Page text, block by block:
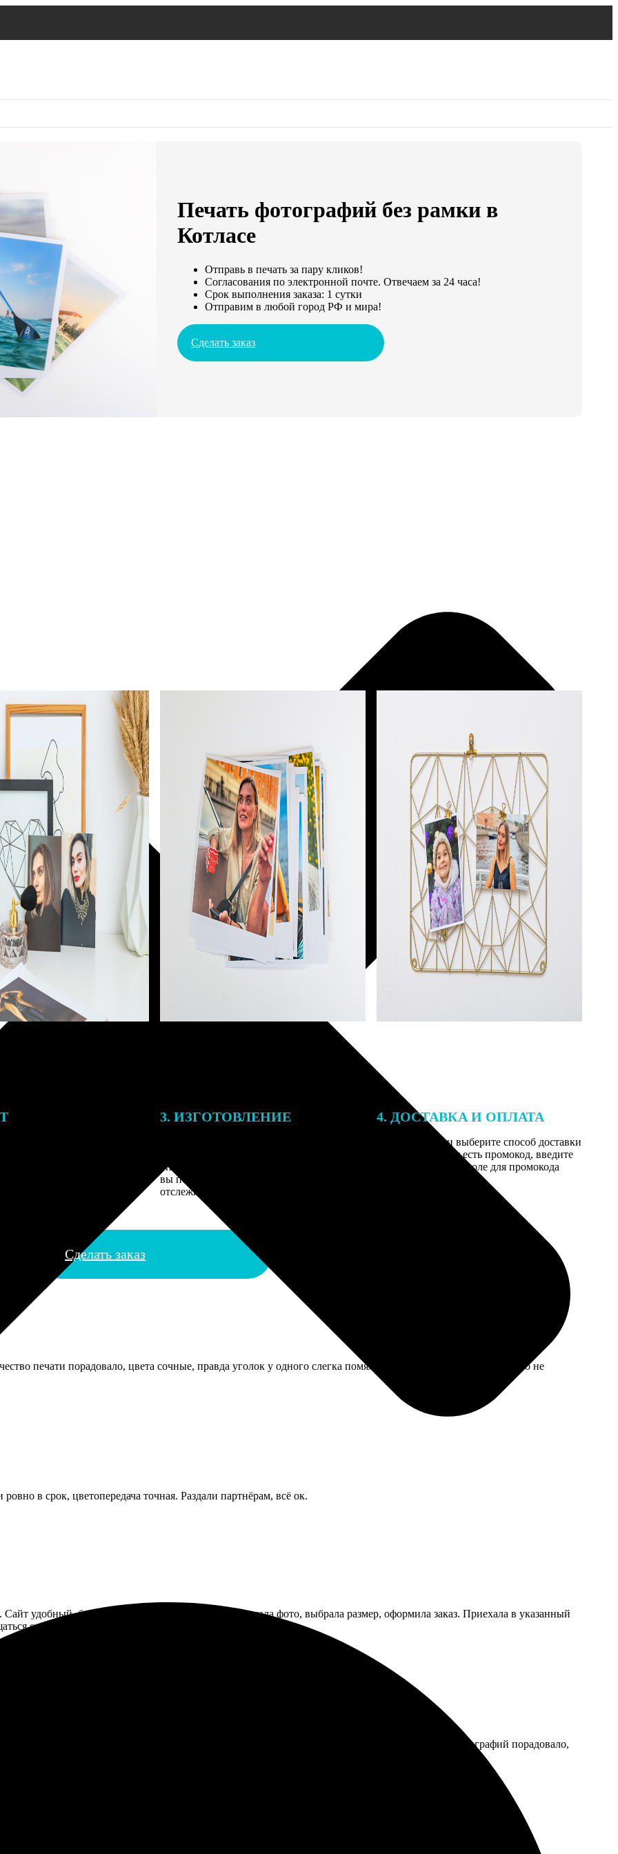
Печать фотографий без рамки в
Котласе
Отправь в печать за пару кликов!
Согласования по электронной почте. Отвечаем за 24 часа!
Срок выполнения заказа: 1 сутки
Отправим в любой город РФ и мира!
Сделать заказ
3. ИЗГОТОВЛЕНИЕ
описанием заказа. Когда отправим заказ
вы получите письмо с трек-номером для
отслеживания.
4. ДОСТАВКА И ОПЛАТА
Введите адрес и выберите способ доставки
заказа. Если у вас есть промокод, введите
его в специальное поле для промокода
Сделать заказ
печати порадовало, цвета сочные, правда уголок у одного слегка помялся при пересылке, но в рамке это не
в срок, цветопередача точная. Раздали партнёрам, всё ок.
Сайт удобный, быстро нашла нужный раздел. Загружала фото, выбрала размер, оформила заказ. Приехала в указанный
еще!
простым и удобным. Заказала печать, все прошло быстро и без заморочек. Качество фотографий порадовало,
увидела, что ожидания оправдались. Рекомендую всем, кто ценит качественную печать.